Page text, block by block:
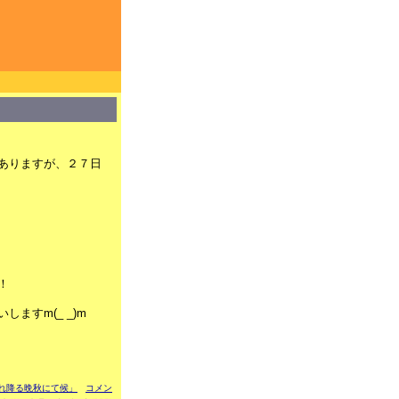
りますが、２７日
しますm(_ _)m
る晩秋にて候」
コメン